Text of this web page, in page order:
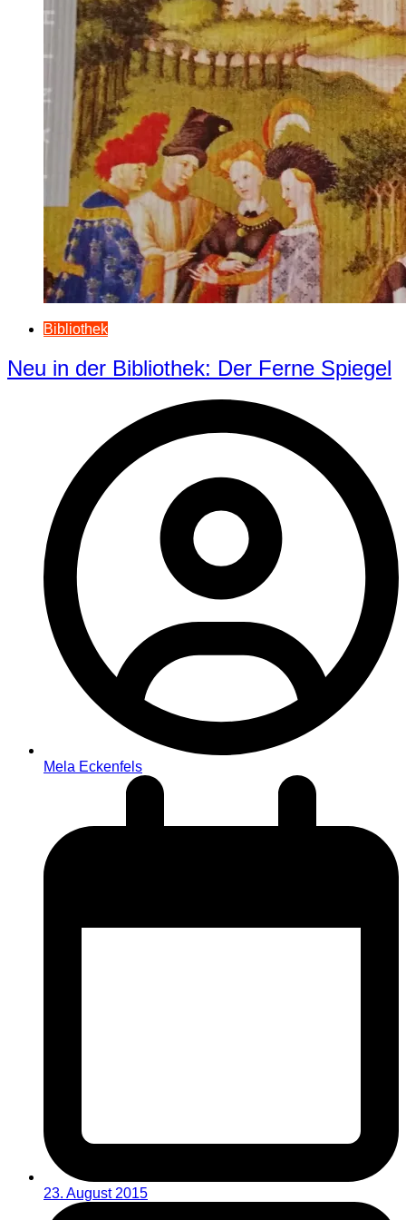
Bibliothek
Neu in der Bibliothek: Der Ferne Spiegel
Mela Eckenfels
23. August 2015